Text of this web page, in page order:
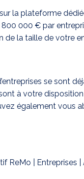
la plateforme
800 000 € par
la taille de votre
se sont
à votre
également vous
ReMo | Entreprises |